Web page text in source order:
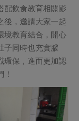
配飲食教育相關影
後，邀請大家一起
境教育結合，開心
子同時也充實腦
環保，進而更加認